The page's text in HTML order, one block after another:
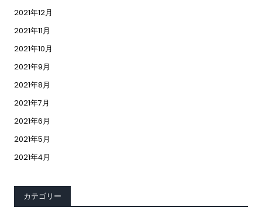
2021年12月
2021年11月
2021年10月
2021年9月
2021年8月
2021年7月
2021年6月
2021年5月
2021年4月
カテゴリー